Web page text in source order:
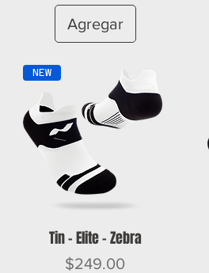
Agregar
NEW
Tin - Elite - Zebra
Precio
$249.00